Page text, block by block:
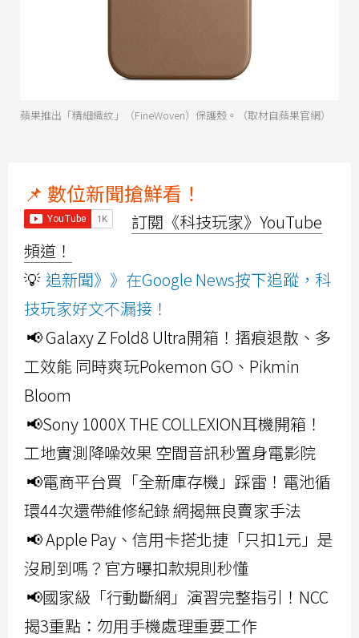
蘋果推出「精細織紋」（FineWoven）保護殼。（取材自蘋果官網）
📌 數位新聞搶鮮看！
訂閱《科技玩家》YouTube
頻道！
💡 追新聞》》在Google News按下追蹤，科
技玩家好文不漏接！
📢 Galaxy Z Fold8 Ultra開箱！摺痕退散、多
工效能 同時爽玩Pokemon GO、Pikmin
Bloom
📢Sony 1000X THE COLLEXION耳機開箱！
工地實測降噪效果 空間音訊秒置身電影院
📢電商平台買「全新庫存機」踩雷！電池循
環44次還帶維修紀錄 網揭無良賣家手法
📢 Apple Pay、信用卡搭北捷「只扣1元」是
沒刷到嗎？官方曝扣款規則秒懂
📢國家級「行動斷網」演習完整指引！NCC
揭3重點：勿用手機處理重要工作